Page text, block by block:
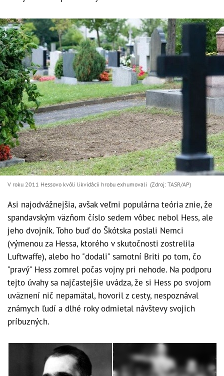
V roku 2011 Hessovo kvôli likvidácii hrobu exhumovali (Zdroj: TASR/AP)
Asi najodvážnejšia, avšak veľmi populárna teória znie, že
spandavským väzňom číslo sedem vôbec nebol Hess, ale
jeho dvojník. Toho buď do Škótska poslali Nemci
(výmenou za Hessa, ktorého v skutočnosti zostrelila
Luftwaffe), alebo ho "dodali" samotní Briti po tom, čo
"pravý" Hess zomrel počas vojny pri nehode. Na podporu
tejto úvahy sa najčastejšie uvádza, že si Hess po svojom
uväznení nič nepamätal, hovoril z cesty, nespoznával
známych ľudí a dlhé roky odmietal návštevy svojich
príbuzných.